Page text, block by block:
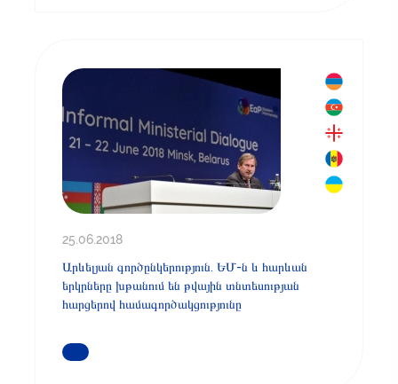
25.06.2018
Արևելյան գործընկերություն. ԵՄ-ն և հարևան
երկրները խթանում են թվային տնտեսության
հարցերով համագործակցությունը
ԿԱՐԴԱՑԵՔ ԱՎԵԼԻՆ